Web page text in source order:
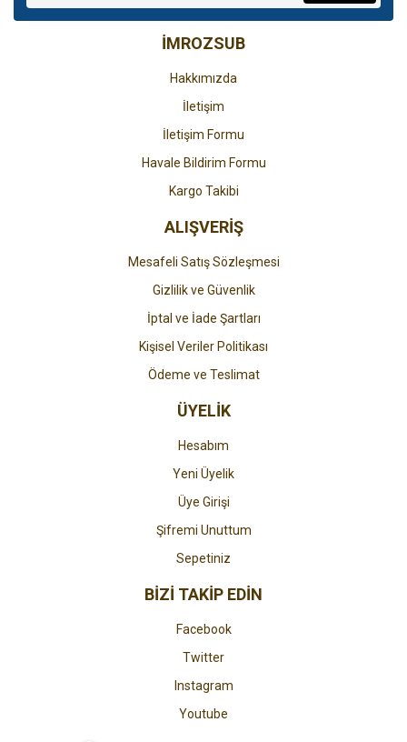
Ürün bilgilerinde hatalar bulunuyor.
Ürün fiyatı diğer sitelerden daha pahalı.
Gönder
İMROZSUB
Hakkımızda
İletişim
İletişim Formu
Havale Bildirim Formu
Kargo Takibi
ALIŞVERİŞ
Mesafeli Satış Sözleşmesi
Gizlilik ve Güvenlik
İptal ve İade Şartları
Kişisel Veriler Politikası
Ödeme ve Teslimat
ÜYELİK
Hesabım
Yeni Üyelik
Üye Girişi
Şifremi Unuttum
Sepetiniz
BİZİ TAKİP EDİN
Facebook
Twitter
Instagram
Youtube